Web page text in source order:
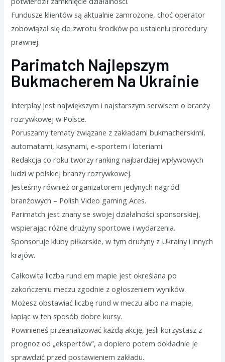
Fundusze klientów są aktualnie zamrożone, choć operator
zobowiązał się do zwrotu środków po ustaleniu procedury
prawnej.
Parimatch Najlepszym
Bukmacherem Na Ukrainie
Interplay jest największym i najstarszym serwisem o branży
rozrywkowej w Polsce.
Poruszamy tematy związane z zakładami bukmacherskimi,
automatami, kasynami, e-sportem i loteriami.
Redakcja co roku tworzy ranking najbardziej wpływowych
ludzi w polskiej branży rozrywkowej.
Jesteśmy również organizatorem jedynych nagród
branżowych – Polish Video gaming Aces.
Parimatch jest znany se swojej działalności sponsorskiej,
wspierając różne drużyny sportowe i wydarzenia.
Sponsoruje kluby piłkarskie, w tym drużyny z Ukrainy i innych
krajów.
Całkowita liczba rund em mapie jest określana po
zakończeniu meczu zgodnie z ogłoszeniem wyników.
Możesz obstawiać liczbę rund w meczu albo na mapie,
łapiąc w ten sposób dobre kursy.
Powinieneś przeanalizować każdą akcję, jeśli korzystasz z
prognoz od „ekspertów”, a dopiero potem dokładnie je
sprawdzić przed postawieniem zakładu.